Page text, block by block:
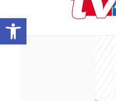
Otwórz pasek narzędzi